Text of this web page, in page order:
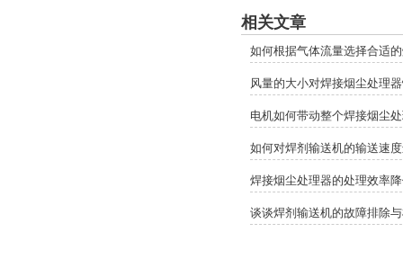
相关文章
如何根据气体流量选择合适
风量的大小对焊接烟尘处理
电机如何带动整个焊接烟尘
如何对焊剂输送机的输送速
焊接烟尘处理器的处理效率
谈谈焊剂输送机的故障排除